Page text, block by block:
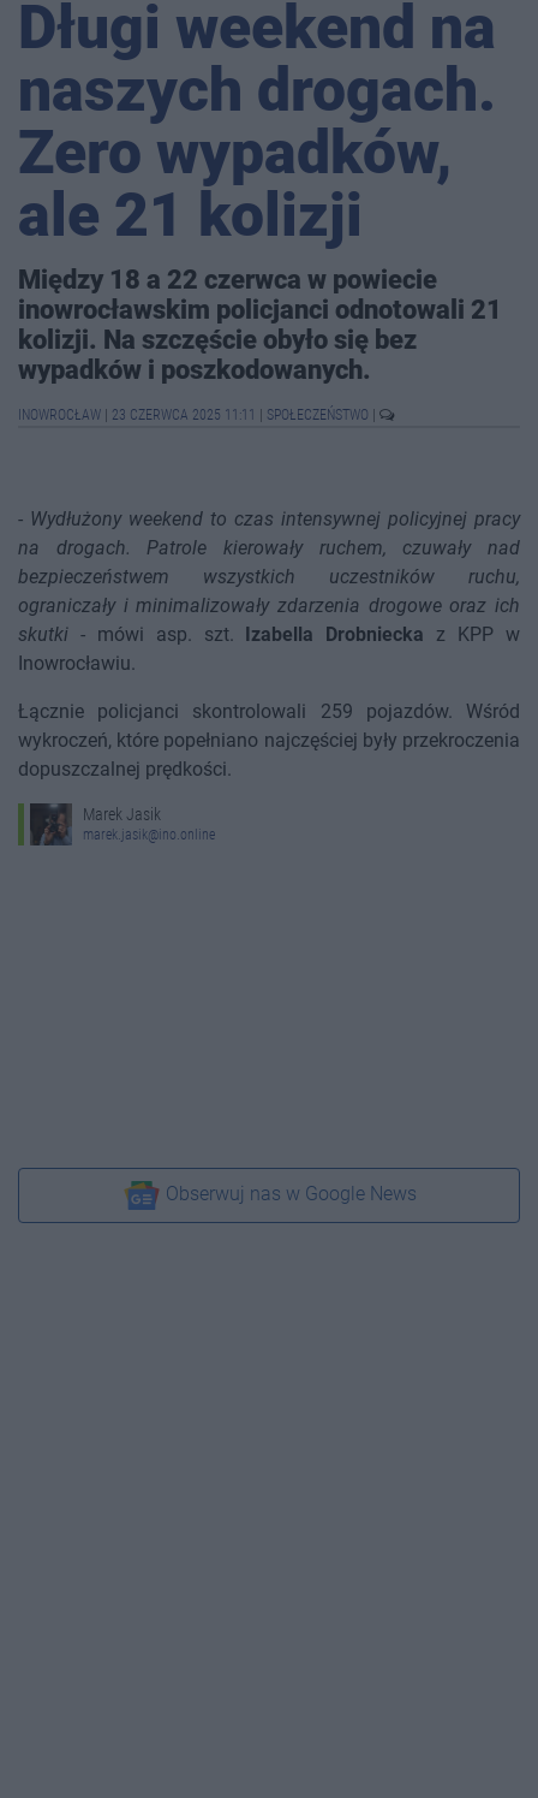
Długi weekend na
naszych drogach.
Zero wypadków,
ale 21 kolizji
Między 18 a 22 czerwca w powiecie
inowrocławskim policjanci odnotowali 21
kolizji. Na szczęście obyło się bez
wypadków i poszkodowanych.
INOWROCŁAW 23 CZERWCA 2025 11:11 SPOŁECZEŃSTWO
- Wydłużony weekend to czas intensywnej policyjnej pracy
na drogach. Patrole kierowały ruchem, czuwały nad
bezpieczeństwem wszystkich uczestników ruchu,
ograniczały i minimalizowały zdarzenia drogowe oraz ich
skutki - mówi asp. szt. Izabella Drobniecka z KPP w
Inowrocławiu.
Łącznie policjanci skontrolowali 259 pojazdów. Wśród
wykroczeń, które popełniano najczęściej były przekroczenia
dopuszczalnej prędkości.
Marek Jasik
marek.jasik@ino.online
Obserwuj nas w Google News